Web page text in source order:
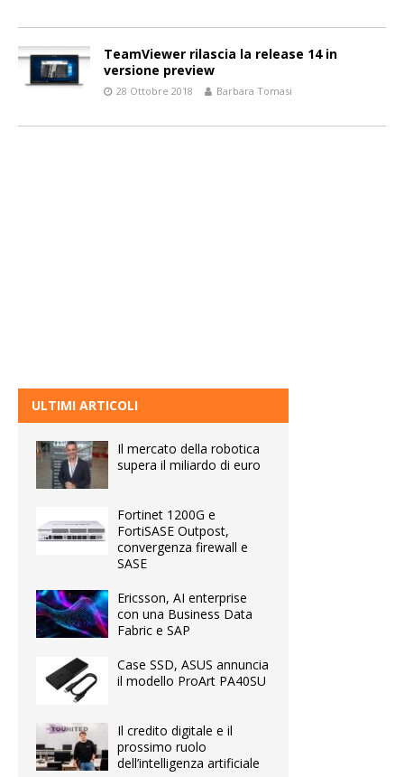
TeamViewer rilascia la release 14 in
versione preview
28 Ottobre 2018 Barbara Tomasi
ULTIMI ARTICOLI
Il mercato della robotica
supera il miliardo di euro
Fortinet 1200G e
FortiSASE Outpost,
convergenza firewall e
SASE
Ericsson, AI enterprise
con una Business Data
Fabric e SAP
Case SSD, ASUS annuncia
il modello ProArt PA40SU
Il credito digitale e il
prossimo ruolo
dell’intelligenza artificiale